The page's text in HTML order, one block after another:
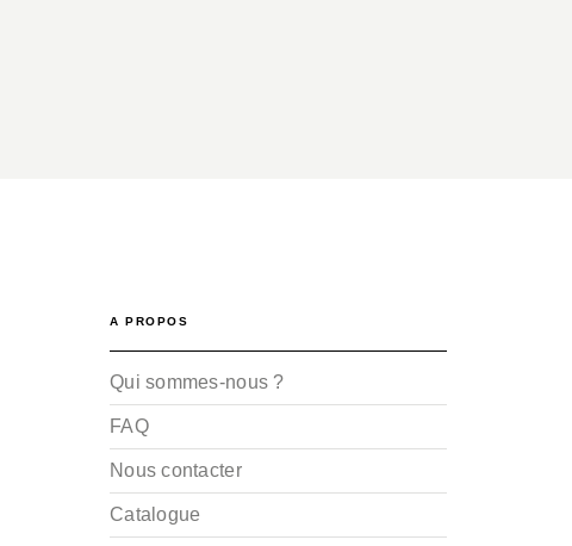
A PROPOS
Qui sommes-nous ?
FAQ
Nous contacter
Catalogue